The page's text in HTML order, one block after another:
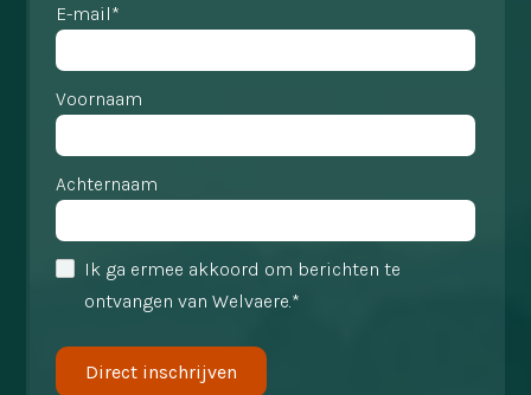
E-mail*
Voornaam
Achternaam
Ik ga ermee akkoord om berichten te
ontvangen van Welvaere.*